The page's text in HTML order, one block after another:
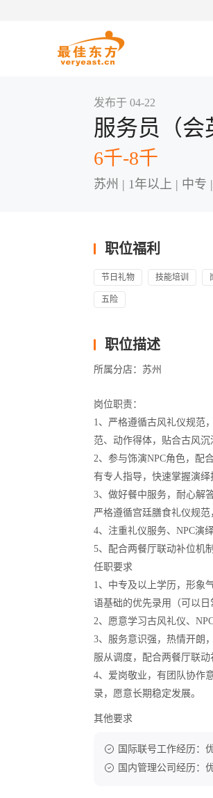
发布于 04-22
服务员（会
6千-8千
苏州 | 1年以上 | 中专
职位福利
节日礼物 技能培训
五险
职位描述
所属分店：苏州
岗位职责：
1、严格遵循古风礼仪规范
范、动作得体，贴合古风沉
2、参与饰演NPC角色，配
有专人指导，快速掌握演绎
3、做好餐中服务，耐心解
严格遵循宫廷膳食礼仪规范
4、注重礼仪服务、NPC演
5、配合两餐厅联动补位机
任职要求
1、中专及以上学历，形象
语基础的优先录用（可以日
2、愿意学习古风礼仪、
3、服务意识强，热情开朗
服从调度，配合两餐厅联动
4、爱岗敬业，有团队协作
录，愿意长期稳定发展。
其他要求
国际联号工作经历：
国内管理公司经历：